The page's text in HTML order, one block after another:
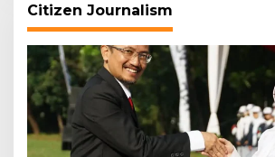
Citizen Journalism